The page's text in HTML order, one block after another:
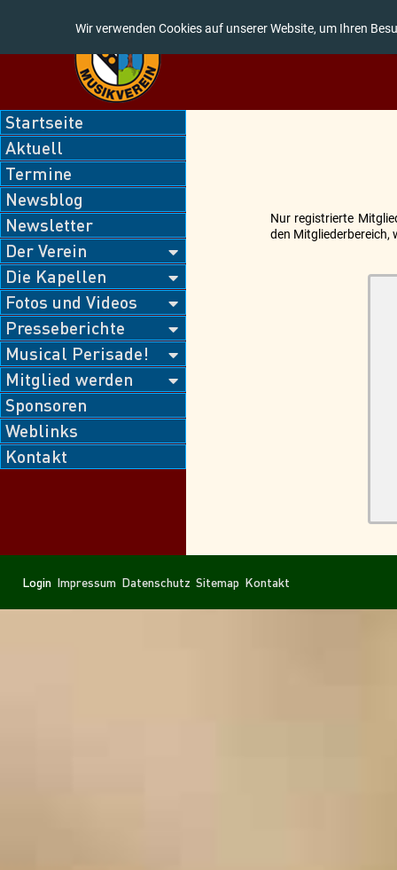
Nur registrierte
den Mitgliederbereich,
Navigation
überspringen
Startseite
Aktuell
Termine
Newsblog
Newsletter
Der Verein
Die Kapellen
Fotos und Videos
Presseberichte
Musical Perisade!
Mitglied werden
Sponsoren
Weblinks
Kontakt
Navigation
überspringen
Login Impressum Datenschutz Navigation
überspringen
Sitemap Kontakt
Wir verwenden Cookies auf unserer Website, um Ihren